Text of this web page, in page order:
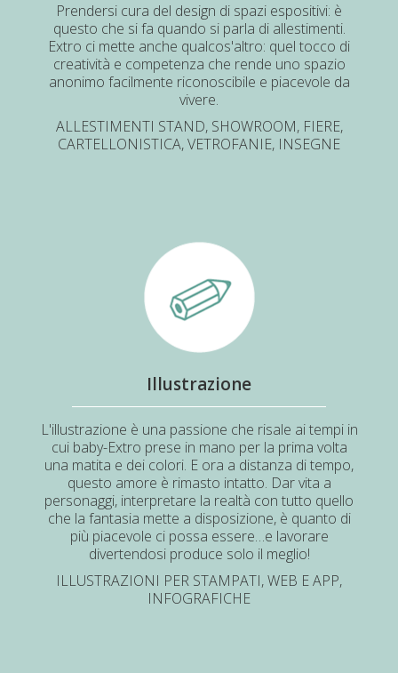
Prendersi cura del design di spazi espositivi: è
questo che si fa quando si parla di allestimenti.
Extro ci mette anche qualcos'altro: quel tocco di
creatività e competenza che rende uno spazio
anonimo facilmente riconoscibile e piacevole da
vivere.
ALLESTIMENTI STAND, SHOWROOM, FIERE,
CARTELLONISTICA, VETROFANIE, INSEGNE
Illustrazione
L'illustrazione è una passione che risale ai tempi in
cui baby-Extro prese in mano per la prima volta
una matita e dei colori. E ora a distanza di tempo,
questo amore è rimasto intatto. Dar vita a
personaggi, interpretare la realtà con tutto quello
che la fantasia mette a disposizione, è quanto di
più piacevole ci possa essere…e lavorare
divertendosi produce solo il meglio!
ILLUSTRAZIONI PER STAMPATI, WEB E APP,
INFOGRAFICHE